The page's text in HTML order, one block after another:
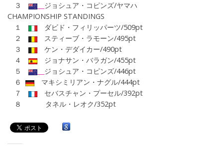
３
ジョシュア・コピンズ/ヤマハ
CHAMPIONSHIP STANDINGS
１
ダビド・フィリッパーツ/509pt
２
スティーブ・ラモーン/495pt
３
ケン・デダイカー/490pt
４
ジョナサン・バラガン/455pt
５
ジョシュア・コピンズ/446pt
６
マキシミリアン・ナグル/444pt
７
セバスチャン・プーセル/392pt
８ タネル・レオク/352pt